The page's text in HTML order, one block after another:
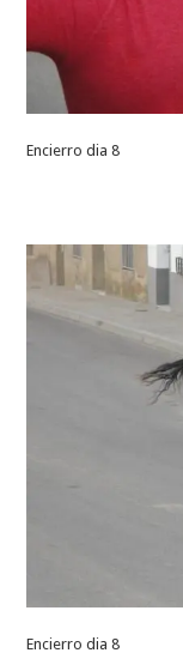
Encierro dia 8
Encierro dia 8